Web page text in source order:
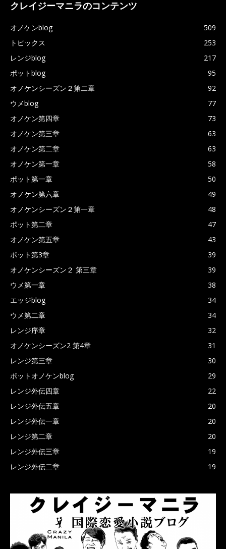
クレイジーマニラのコンテンツ
オノケンblog
509
トピックス
253
レンジblog
217
ポットblog
95
オノケンシーズン２第二章
92
ウメblog
77
オノケン第四章
73
オノケン第三章
63
オノケン第二章
63
オノケン第一章
58
ポット第一章
50
オノケン第六章
49
オノケンシーズン２第一章
48
ポット第二章
47
オノケン第五章
43
ポット第3章
39
オノケンシーズン２ 第三章
39
ウメ第一章
38
エッジblog
34
ウメ第二章
34
レンジ序章
32
オノケンシーズン2 第4章
31
レンジ第三章
30
ポットオノケンblog
29
レンジ外伝四章
22
レンジ外伝五章
20
レンジ外伝一章
20
レンジ第二章
20
レンジ外伝三章
19
レンジ外伝二章
19